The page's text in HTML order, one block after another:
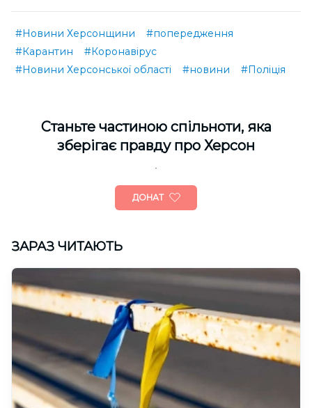
#Новини Херсонщини
#попередження
#Карантин
#Коронавірус
#Новини Херсонської області
#новини #Поліція
Cтаньте частиною спільноти, яка
зберігає правду про Херсон
ДОНАТ
ЗАРАЗ ЧИТАЮТЬ